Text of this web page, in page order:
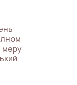
меру